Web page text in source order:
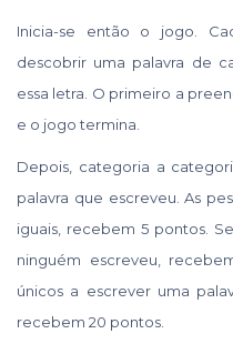
Inicia-se então o jogo.
descobrir uma palavra de
essa letra. O primeiro a
e o jogo termina.
Depois, categoria a
palavra que escreveu. As
iguais, recebem 5 pontos.
ninguém escreveu,
únicos a escrever uma
recebem 20 pontos.